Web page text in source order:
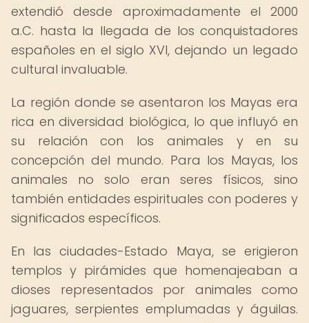
extendió desde aproximadamente el 2000
a.C. hasta la llegada de los conquistadores
españoles en el siglo XVI, dejando un legado
cultural invaluable.
La región donde se asentaron los Mayas era
rica en diversidad biológica, lo que influyó en
su relación con los animales y en su
concepción del mundo. Para los Mayas, los
animales no solo eran seres físicos, sino
también entidades espirituales con poderes y
significados específicos.
En las ciudades-Estado Maya, se erigieron
templos y pirámides que homenajeaban a
dioses representados por animales como
jaguares, serpientes emplumadas y águilas.